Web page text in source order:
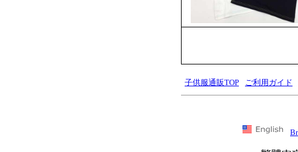
子供服通販TOP ご利用ガイド